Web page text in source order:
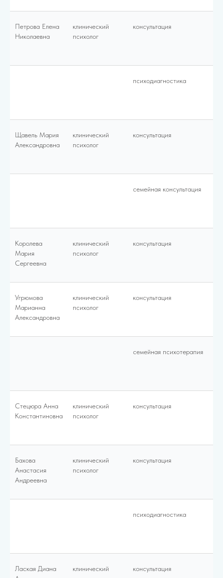
Петрова Елена
Николаевна
клинический
психолог
консультация
психодиагностика
Щавель Мария
Александровна
клинический
психолог
консультация
семейная консультация
Королева
Мария
Сергеевна
клинический
психолог
консультация
Угрюмова
Марианна
Александровна
клинический
психолог
консультация
семейная психотерапия
Стецюра Анна
Константиновна
клинический
психолог
консультация
Бахова
Анастасия
Андреевна
клинический
психолог
консультация
психодиагностика
Лаская Диана
клинический
консультация